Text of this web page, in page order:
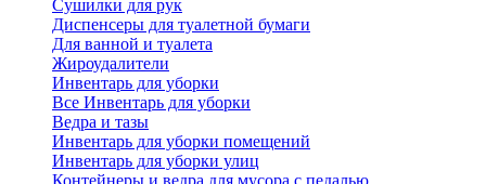
Сушилки для рук
Диспенсеры для туалетной бумаги
Для ванной и туалета
Жироудалители
Инвентарь для уборки
Все Инвентарь для уборки
Ведра и тазы
Инвентарь для уборки помещений
Инвентарь для уборки улиц
Контейнеры и ведра для мусора с педалью